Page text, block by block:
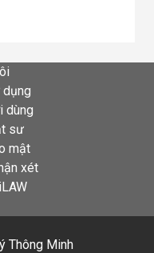
dùng
sư
mật
xét
Thông Minh